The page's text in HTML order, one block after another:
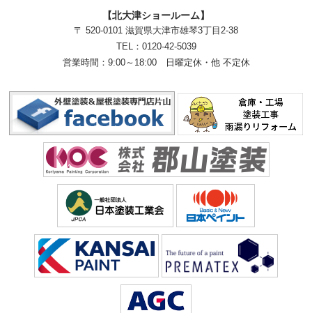
【北大津ショールーム】
〒 520-0101 滋賀県大津市雄琴3丁目2-38
TEL： 0120-42-5039
営業時間：9:00～18:00
日曜定休・他 不定休